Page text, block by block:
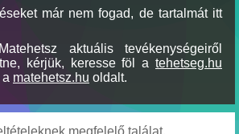
már nem fogad, de tartalmát itt
aktuális tevékenységeiről
kérjük, keresse föl a tehetseg.hu
matehetsz.hu oldalt.
megfelelő találat.